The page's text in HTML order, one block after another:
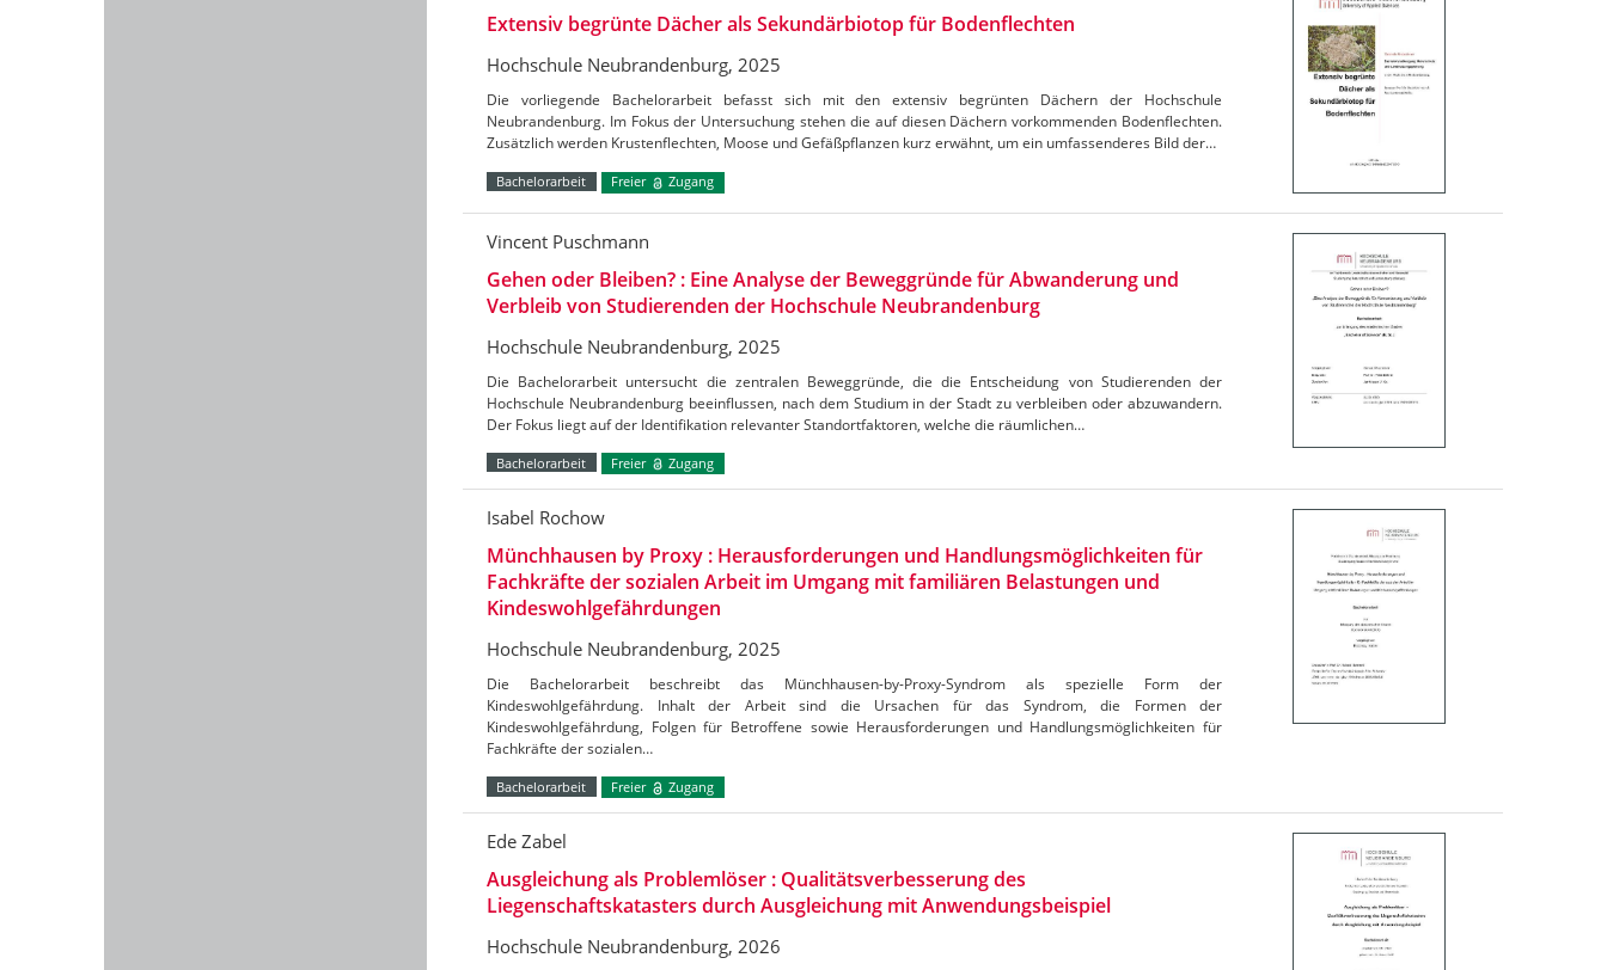
Extensiv begrünte Dächer als Sekundärbiotop für Bodenflechten
Hochschule Neubrandenburg, 2025
Die vorliegende Bachelorarbeit befasst sich mit den extensiv begrünten Dächern der Hochschule
Neubrandenburg. Im Fokus der Untersuchung stehen die auf diesen Dächern vorkommenden Bodenflechten.
Zusätzlich werden Krustenflechten, Moose und Gefäßpflanzen kurz erwähnt, um ein umfassenderes Bild der…
Bachelorarbeit Freier Zugang
Vincent Puschmann
Gehen oder Bleiben? : Eine Analyse der Beweggründe für Abwanderung und
Verbleib von Studierenden der Hochschule Neubrandenburg
Hochschule Neubrandenburg, 2025
Die Bachelorarbeit untersucht die zentralen Beweggründe, die die Entscheidung von Studierenden der
Hochschule Neubrandenburg beeinflussen, nach dem Studium in der Stadt zu verbleiben oder abzuwandern.
Der Fokus liegt auf der Identifikation relevanter Standortfaktoren, welche die räumlichen…
Bachelorarbeit Freier Zugang
Isabel Rochow
Münchhausen by Proxy : Herausforderungen und Handlungsmöglichkeiten für
Fachkräfte der sozialen Arbeit im Umgang mit familiären Belastungen und
Kindeswohlgefährdungen
Hochschule Neubrandenburg, 2025
Die Bachelorarbeit beschreibt das Münchhausen-by-Proxy-Syndrom als spezielle Form der
Kindeswohlgefährdung. Inhalt der Arbeit sind die Ursachen für das Syndrom, die Formen der
Kindeswohlgefährdung, Folgen für Betroffene sowie Herausforderungen und Handlungsmöglichkeiten für
Fachkräfte der sozialen…
Bachelorarbeit Freier Zugang
Ede Zabel
Ausgleichung als Problemlöser : Qualitätsverbesserung des
Liegenschaftskatasters durch Ausgleichung mit Anwendungsbeispiel
Hochschule Neubrandenburg, 2026